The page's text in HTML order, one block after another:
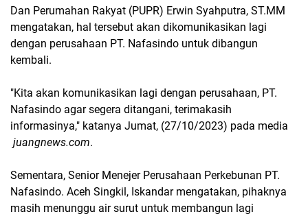
Dan Perumahan Rakyat (PUPR) Erwin Syahputra, ST.MM
mengatakan, hal tersebut akan dikomunikasikan lagi
dengan perusahaan PT. Nafasindo untuk dibangun
kembali.
"Kita akan komunikasikan lagi dengan perusahaan, PT.
Nafasindo agar segera ditangani, terimakasih
informasinya," katanya Jumat, (27/10/2023) pada media
juangnews.com.
Sementara, Senior Menejer Perusahaan Perkebunan PT.
Nafasindo. Aceh Singkil, Iskandar mengatakan, pihaknya
masih menunggu air surut untuk membangun lagi